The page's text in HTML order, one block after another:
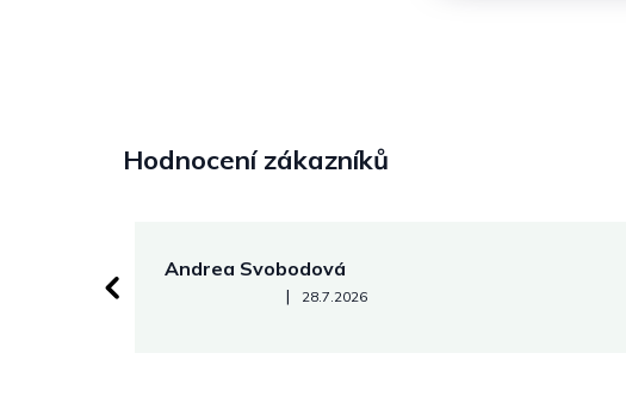
Hodnocení zákazníků
Andrea Svobodová
Hodnocení obchodu je 5 z 5 hvězdiček.
| 28.7.2026